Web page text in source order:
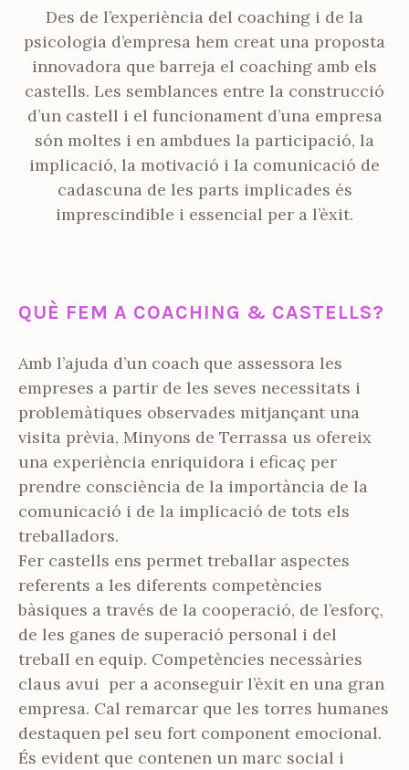
Des de l’experiència del coaching i de la
psicologia d’empresa hem creat una proposta
innovadora que barreja el coaching amb els
castells. Les semblances entre la construcció
d’un castell i el funcionament d’una empresa
són moltes i en ambdues la participació, la
implicació, la motivació i la comunicació de
cadascuna de les parts implicades és
imprescindible i essencial per a l’èxit.
QUÈ FEM A COACHING & CASTELLS?
Amb l’ajuda d’un coach que assessora les
empreses a partir de les seves necessitats i
problemàtiques observades mitjançant una
visita prèvia, Minyons de Terrassa us ofereix
una experiència enriquidora i eficaç per
prendre consciència de la importància de la
comunicació i de la implicació de tots els
treballadors.
Fer castells ens permet treballar aspectes
referents a les diferents competències
bàsiques a través de la cooperació, de l’esforç,
de les ganes de superació personal i del
treball en equip. Competències necessàries
claus avui per a aconseguir l’èxit en una gran
empresa. Cal remarcar que les torres humanes
destaquen pel seu fort component emocional.
És evident que contenen un marc social i